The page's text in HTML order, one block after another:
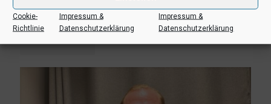
Cookie-
Richtlinie
Impressum &
Datenschutzerklärung
Impressum &
Datenschutzerklärung
Aufgebot